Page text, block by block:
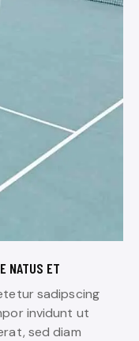
NATUS ET
sadipscing
invidunt ut
sed diam